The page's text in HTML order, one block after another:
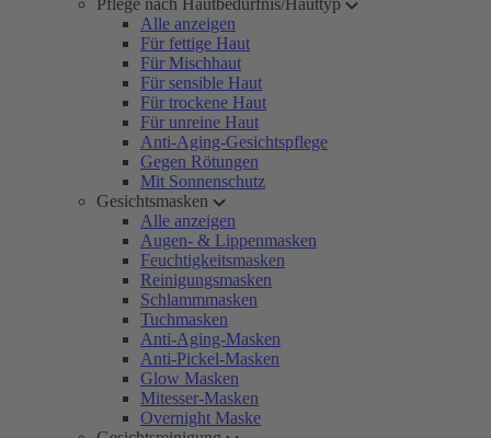
Pflege nach Hautbedürfnis/Hauttyp
Alle anzeigen
Für fettige Haut
Für Mischhaut
Für sensible Haut
Für trockene Haut
Für unreine Haut
Anti-Aging-Gesichtspflege
Gegen Rötungen
Mit Sonnenschutz
Gesichtsmasken
Alle anzeigen
Augen- & Lippenmasken
Feuchtigkeitsmasken
Reinigungsmasken
Schlammmasken
Tuchmasken
Anti-Aging-Masken
Anti-Pickel-Masken
Glow Masken
Mitesser-Masken
Overnight Maske